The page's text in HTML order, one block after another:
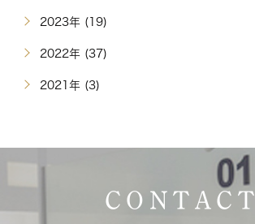
2023年 (19)
2022年 (37)
2021年 (3)
CONTACT